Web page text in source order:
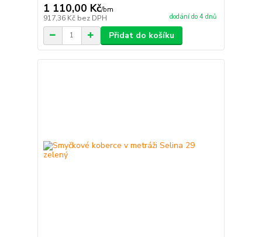
1 110,00 Kč/bm
917,36 Kč bez DPH dodání do 4 dnů
Přidat do košíku